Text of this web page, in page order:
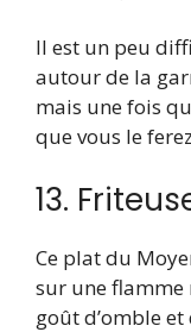
Il est un peu
autour de la
mais une fois
que vous le
13.
Ce plat du
sur une flamme
goût d’omble et